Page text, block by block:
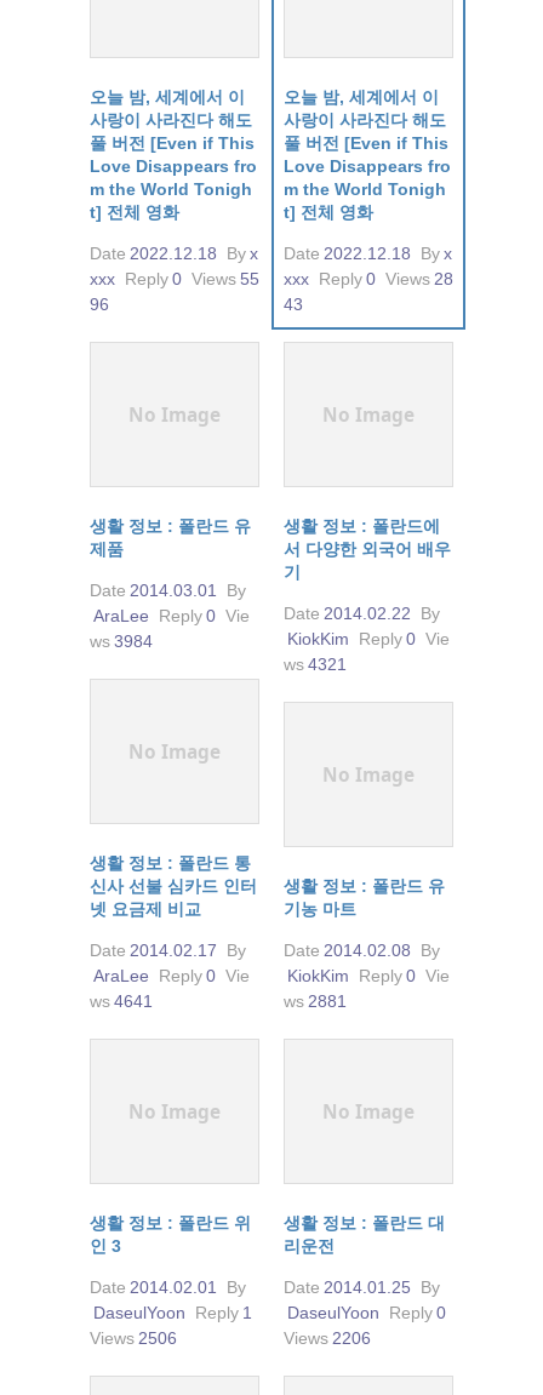
오늘 밤, 세계에서 이
사랑이 사라진다 해도
풀 버전 [Even if This
Love Disappears fro
m the World Tonigh
t] 전체 영화
Date 2022.12.18 Byx
xxx Reply0 Views 55
96
오늘 밤, 세계에서 이
사랑이 사라진다 해도
풀 버전 [Even if This
Love Disappears fro
m the World Tonigh
t] 전체 영화
Date 2022.12.18 Byx
xxx Reply0 Views 28
43
No Image
생활 정보 : 폴란드 유
제품
Date 2014.03.01
By
AraLee
Reply0 Vie
ws3984
No Image
생활 정보 : 폴란드에
서 다양한 외국어 배우
기
Date 2014.02.22
By
KiokKim
Reply0 Vie
ws4321
No Image
생활 정보 : 폴란드 통
신사 선불 심카드 인터
넷 요금제 비교
Date 2014.02.17
By
AraLee
Reply0 Vie
ws4641
No Image
생활 정보 : 폴란드 유
기농 마트
Date 2014.02.08
By
KiokKim
Reply0 Vie
ws 2881
No Image
생활 정보 : 폴란드 위
인 3
Date 2014.02.01
By
DaseulYoon
Reply 1
Views 2506
No Image
생활 정보 : 폴란드 대
리운전
Date 2014.01.25
By
DaseulYoon
Reply0
Views 2206